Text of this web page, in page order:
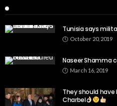
Tunisia says
October 20, 2019
Naseer Shamma
March 16, 2019
They should
Charbel